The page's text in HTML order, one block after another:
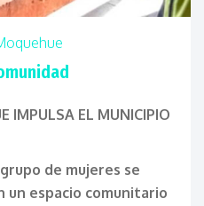
IMPULSA EL MUNICIPIO
de mujeres se
espacio comunitario